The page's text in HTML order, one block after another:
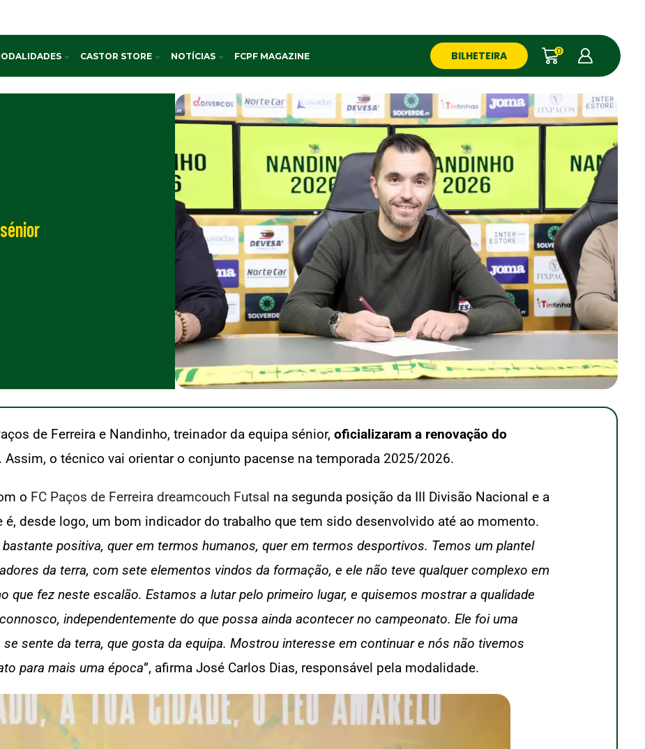
CASTOR STORE NOTÍCIAS FCPF MAGAZINE BILHETEIRA 0
de Ferreira e Nandinho, treinador da equipa sénior, oficializaram a renovação do
Assim, o técnico vai orientar o conjunto pacense na temporada 2025/2026.
o FC Paços de Ferreira dreamcouch Futsal na segunda posição da III Divisão Nacional e a
desde logo, um bom indicador do trabalho que tem sido desenvolvido até ao momento.
positiva, quer em termos humanos, quer em termos desportivos. Temos um plantel
da terra, com sete elementos vindos da formação, e ele não teve qualquer complexo em
que fez neste escalão. Estamos a lutar pelo primeiro lugar, e quisemos mostrar a qualidade
independentemente do que possa ainda acontecer no campeonato. Ele foi uma
sente da terra, que gosta da equipa. Mostrou interesse em continuar e nós não tivemos
para mais uma época”, afirma José Carlos Dias, responsável pela modalidade.